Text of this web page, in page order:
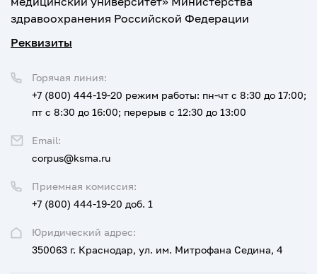
здравоохранения Российской Федерации
Реквизиты
Юридический адрес:
350063 г. Краснодар, ул. им. Митрофана Седина, 4
Приемная комиссия:
+7 (800) 444-19-20 доб. 1
Горячая линия:
+7 (800) 444-19-20 режим работы: пн-чт с 8:30 до 17:00;
пт с 8:30 до 16:00; перерыв с 12:30 до 13:00
Email:
corpus@ksma.ru